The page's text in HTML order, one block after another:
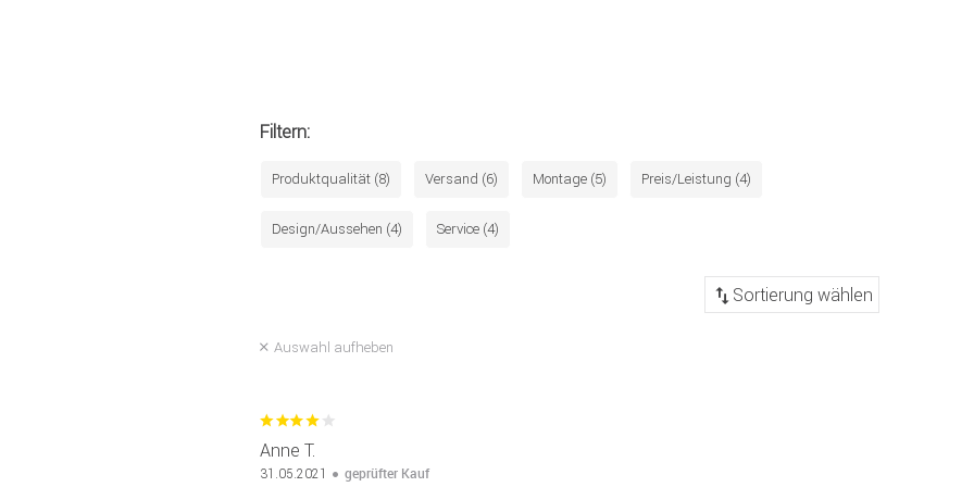
Filtern:
Produktqualität (8) Versand (6) Montage (5) Preis/Leistung (4)
Design/Aussehen (4) Service (4)
Auswahl aufheben
Anne T.
31.05.2021 geprüfter Kauf